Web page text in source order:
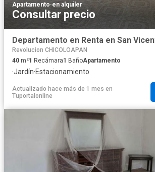
Apartamento·en alquiler
Consultar precio
Revolucion CHICOLOAPAN
40 m²1 Recámara1 BañoApartamento
·Jardín·Estacionamiento
Actualizado hace más de 1 mes en
Tuportalonline